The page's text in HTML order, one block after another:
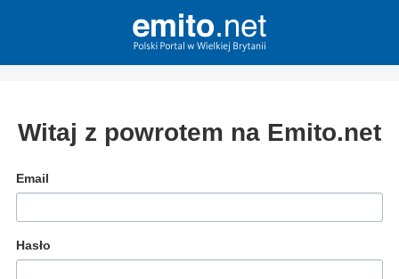
Witaj z powrotem na Emito.net
Email
Hasło